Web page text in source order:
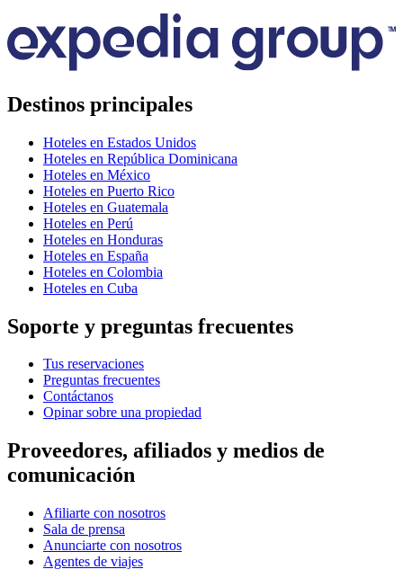
Destinos principales
Hoteles en Estados Unidos
Hoteles en República Dominicana
Hoteles en México
Hoteles en Puerto Rico
Hoteles en Guatemala
Hoteles en Perú
Hoteles en Honduras
Hoteles en España
Hoteles en Colombia
Hoteles en Cuba
Soporte y preguntas frecuentes
Tus reservaciones
Preguntas frecuentes
Contáctanos
Opinar sobre una propiedad
Proveedores, afiliados y medios de
comunicación
Afiliarte con nosotros
Sala de prensa
Anunciarte con nosotros
Agentes de viajes